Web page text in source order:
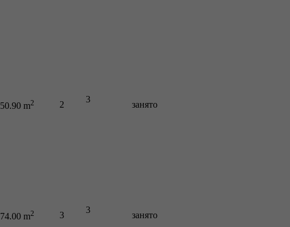
50.90 m2 2
3
занято
74.00 m2 3
3
занято